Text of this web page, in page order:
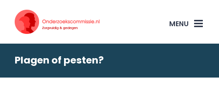
content
Plagen of pesten?